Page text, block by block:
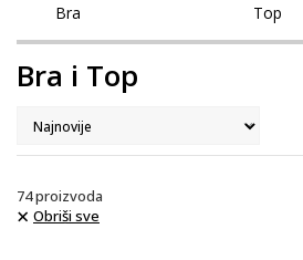
Bra Top
Bra i Top
74proizvoda
Obriši sve